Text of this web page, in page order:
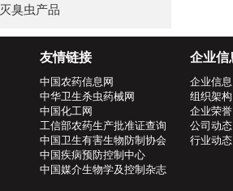
灭臭虫产品
友情链接
中国农药信息网
中华卫生杀虫药械网
中国化工网
工信部农药生产批准证查询
中国卫生有害生物防制协会
中国疾病预防控制中心
中国媒介生物学及控制杂志
企业信
企业信息
组织架构
企业荣誉
公司动态
行业动态